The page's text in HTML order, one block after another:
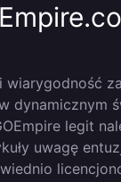
wiarygodność
dynamicznym
legit
uwagę